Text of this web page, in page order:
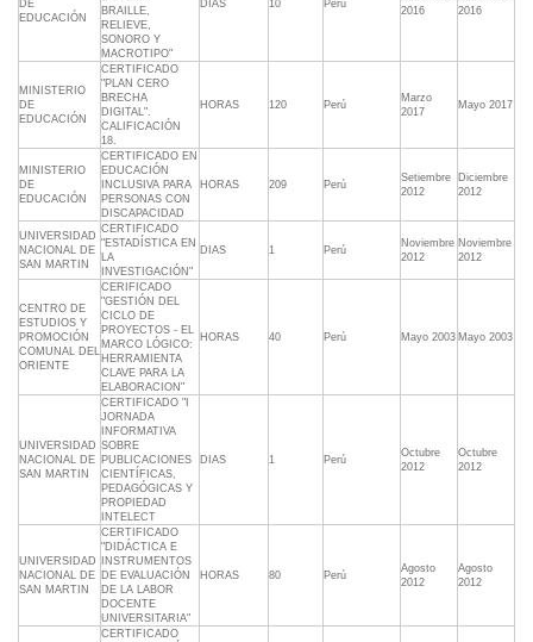
DE
EDUCACIÓN
BRAILLE,
RELIEVE,
SONORO Y
MACROTIPO"
DIAS 10 Perú
2016
2016
MINISTERIO
DE
EDUCACIÓN
CERTIFICADO
"PLAN CERO
BRECHA
DIGITAL".
CALIFICACIÓN
18.
HORAS 120 Perú
Marzo
2017
Mayo 2017
MINISTERIO
DE
EDUCACIÓN
CERTIFICADO EN
EDUCACIÓN
INCLUSIVA PARA
PERSONAS CON
DISCAPACIDAD
HORAS 209 Perú
Setiembre
2012
Diciembre
2012
UNIVERSIDAD
NACIONAL DE
SAN MARTIN
CERTIFICADO
"ESTADÍSTICA EN
LA
INVESTIGACIÓN"
DIAS 1 Perú
Noviembre
2012
Noviembre
2012
CENTRO DE
ESTUDIOS Y
PROMOCIÓN
COMUNAL DEL
ORIENTE
CERIFICADO
"GESTIÓN DEL
CICLO DE
PROYECTOS - EL
MARCO LÓGICO:
HERRAMIENTA
CLAVE PARA LA
ELABORACION"
HORAS 40 Perú Mayo 2003 Mayo 2003
UNIVERSIDAD
NACIONAL DE
SAN MARTIN
CERTIFICADO "I
JORNADA
INFORMATIVA
SOBRE
PUBLICACIONES
CIENTÍFICAS,
PEDAGÓGICAS Y
PROPIEDAD
INTELECT
DIAS 1 Perú
Octubre
2012
Octubre
2012
UNIVERSIDAD
NACIONAL DE
SAN MARTIN
CERTIFICADO
"DIDÁCTICA E
INSTRUMENTOS
DE EVALUACIÓN
DE LA LABOR
DOCENTE
UNIVERSITARIA"
HORAS 80 Perú
Agosto
2012
Agosto
2012
CERTIFICADO